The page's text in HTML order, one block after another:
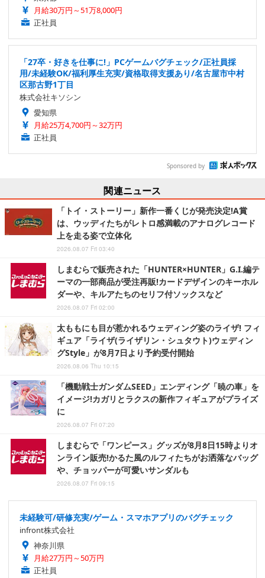
月給30万円～51万8,000円
正社員
「27卒・好きを仕事に!」PCゲームバグチェック/正社員採
用/未経験OK/福利厚生充実/資格取得支援あり/名古屋市中村
区那古野1丁目
株式会社キソシン
愛知県
月給25万4,700円～32万円
正社員
Sponsored by
関連ニュース
「トイ・ストーリー」新作一番くじが発売決定!A賞
は、ウッディたちがレトロ感満載のアナログレコード
上を走る姿で立体化
2026.08.07 Fri 03:40
しまむらで販売された「HUNTER×HUNTER」G.I.編テ
ーマの一部商品が受注再販!カードデザインのキーホル
ダーや、キルアたちのセリフ付ソックスなど
2026.08.07 Fri 02:00
太ももにも目が惹かれるウェディング姿のライザ! フィ
ギュア「ライザ(ライザリン・シュタウト)ウェディン
グStyle」が8月7日より予約受付開始
2026.08.06 Thu 10:15
「機動戦士ガンダムSEED」エンディング「暁の車」を
イメージ!カガリとラクスの新作フィギュアがプライズ
に
2026.08.07 Fri 07:20
しまむらで「ワンピース」グッズが8月8日15時よりオ
ンライン販売!かるた風のルフィたちがお洒落なバッグ
や、チョッパーが可愛いサンダルも
2026.08.07 Fri 09:15
未経験可/研修充実/ゲーム・スマホアプリのバグチェック
infront株式会社
神奈川県
月給27万円～50万円
正社員